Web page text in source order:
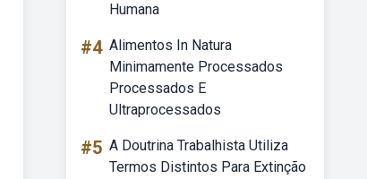
Humana
#4 Alimentos In Natura
Minimamente Processados
Processados E
Ultraprocessados
#5 A Doutrina Trabalhista Utiliza
Termos Distintos Para Extinção